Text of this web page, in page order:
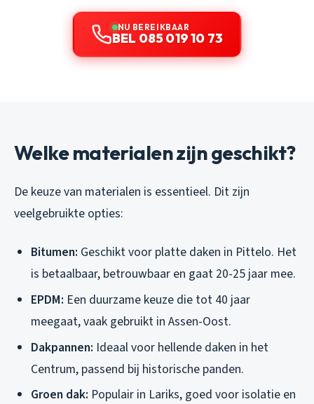
NU BEREIKBAAR
BEL 085 019 10 73
Welke materialen zijn geschikt?
De keuze van materialen is essentieel. Dit zijn
veelgebruikte opties:
Bitumen: Geschikt voor platte daken in Pittelo. Het
is betaalbaar, betrouwbaar en gaat 20-25 jaar mee.
EPDM: Een duurzame keuze die tot 40 jaar
meegaat, vaak gebruikt in Assen-Oost.
Dakpannen: Ideaal voor hellende daken in het
Centrum, passend bij historische panden.
Groen dak: Populair in Lariks, goed voor isolatie en